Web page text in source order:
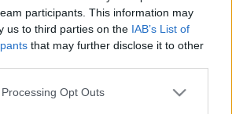
participants. This information may
us to third parties on the IAB’s List of
that may further disclose it to other
website/app uses one or more Google
Opt Outs